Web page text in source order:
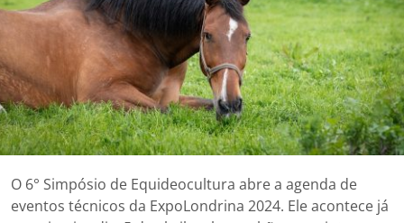
O 6° Simpósio de Equideocultura abre a agenda de
eventos técnicos da ExpoLondrina 2024. Ele acontece já